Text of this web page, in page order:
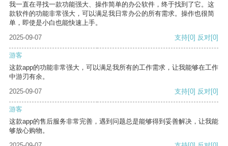
我一直在寻找一款功能强大、操作简单的办公软件，终于找到了它。这
款软件的功能非常强大，可以满足我日常办公的所有需求。操作也很简
单，即使是小白也能快速上手。
2025-09-07
支持[0] 反对[0]
游客
这款app的功能非常强大，可以满足我所有的工作需求，让我能够在工作
中游刃有余。
2025-09-07
支持[0] 反对[0]
游客
这款app的售后服务非常完善，遇到问题总是能够得到妥善解决，让我能
够放心购物。